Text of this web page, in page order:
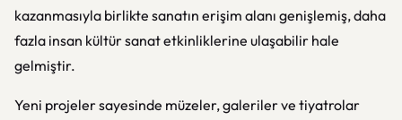
kazanmasıyla birlikte sanatın erişim alanı genişlemiş, daha
fazla insan kültür sanat etkinliklerine ulaşabilir hale
gelmiştir.
Yeni projeler sayesinde müzeler, galeriler ve tiyatrolar